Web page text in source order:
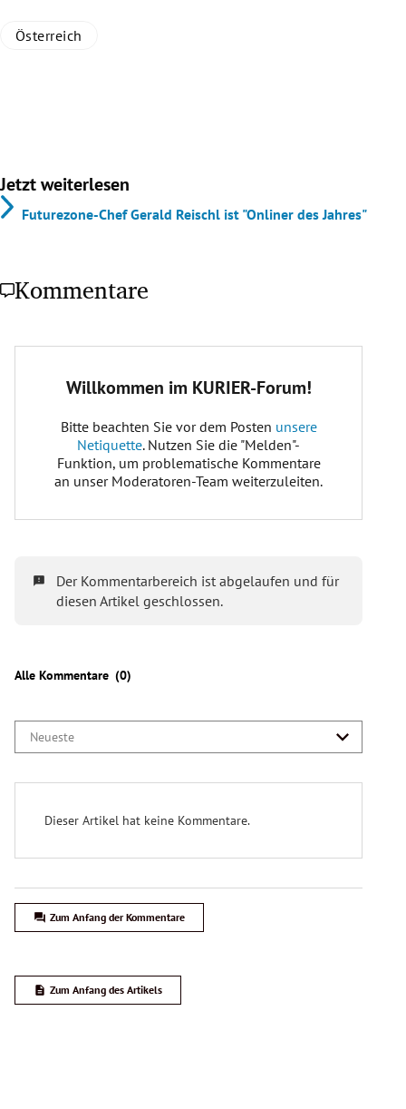
Österreich
Jetzt weiterlesen
Futurezone-Chef Gerald Reischl ist "Onliner des Jahres"
Kommentare